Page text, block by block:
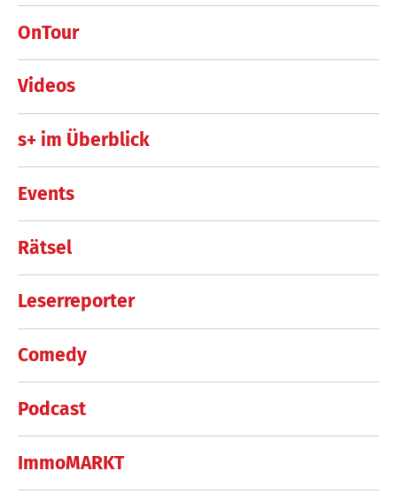
OnTour
Videos
s+ im Überblick
Events
Rätsel
Leserreporter
Comedy
Podcast
ImmoMARKT